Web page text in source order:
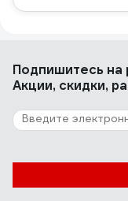
Подпишитесь на
Акции, скидки,